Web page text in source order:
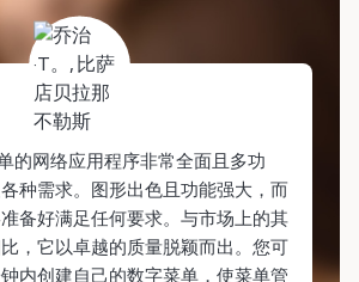
的网络应用程序非常全面且多功
种需求。图形出色且功能强大，而
备好满足任何要求。与市场上的其
，它以卓越的质量脱颖而出。您可
内创建自己的数字菜单，使菜单管